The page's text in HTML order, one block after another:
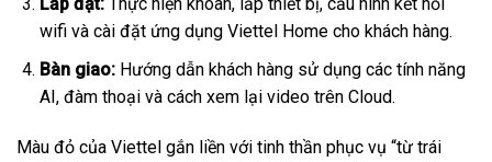
wifi và cài đặt ứng dụng Viettel Home cho khách hàng.
Bàn giao:Hướng dẫn khách hàng sử dụng các tính năng
AI, đàm thoại và cách xem lại video trên Cloud.
Màu đỏ của Viettel gắn liền với tinh thần phục vụ “từ trái